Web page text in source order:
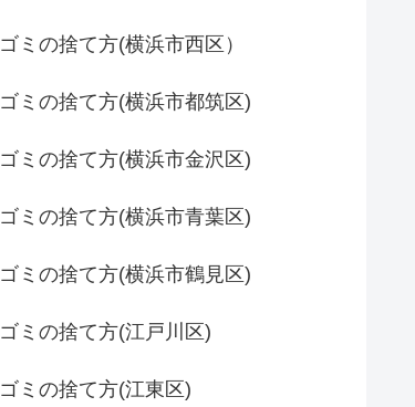
ゴミの捨て方(横浜市西区）
ゴミの捨て方(横浜市都筑区)
ゴミの捨て方(横浜市金沢区)
ゴミの捨て方(横浜市青葉区)
ゴミの捨て方(横浜市鶴見区)
ゴミの捨て方(江戸川区)
ゴミの捨て方(江東区)